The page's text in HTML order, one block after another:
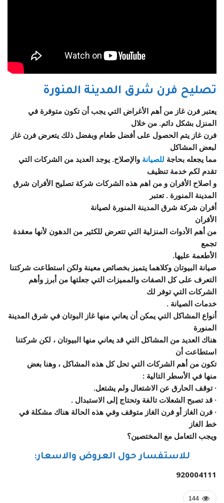
تصليح فرن شرق المدينة المنورة
يعتبر فرن غاز من أهم الأغراض التي يجب أن تكون متوفرة في
المنزل بشكل دائم. من خلال
فرن غاز يتم الحصول على أفضل طعام وبفضل ذلك يتعرض فرن غاز
لبعض المشاكل
مما يجعله بحاجة للصيانة والإصلاح. يوجد العديد من الشركات التي
تقدم لكم خدمة تنظيف
و اصلاح الأفران و من اهم هذه الشركات شركة تصليح الأفران شرق
المدينة المنورة . تعتبر
أفران شركة شرق المدينة المنورة لصيانة
الأفران
من أهم الأدوات المنزلية التي تتعرض للكثير من الدهون لأنها معقدة
تجمع
الأطعمة عليها.
صيانة البيوتان وكلاهما يتميز بخصائص معينة ولكن استطاعت شركتنا
التعرف على كل الصفات والمميزات التي جعلتها من أبرز وأهم
الشركات التي توفر لك
خدمات الصيانة .
أنواع المشاكل التي يمكن أن يعاني منها غاز البوتان في شرق المدينة
المنورة
هناك العديد من المشاكل التي قد يعاني منها البيوتان ، لكن شركتنا
استطاعت أن
تكون من أهم الشركات التي تحل كل هذه المشاكل ، وهنا بعض
منها في الأسطر التالية :
· توقف الحارق عن الاشتعال ولم يشتعل.
· قد تصبح الشعلات تالفة وتحتاج إلى الاستبدال .
· فرن الغاز أو فرن الغاز متوقف وفي هذه الحالة هناك مشكلة في
خط الغاز
ويجب التعامل مع المختصين؟
للاستفسار حول العروض والاسعار:
920004111
144